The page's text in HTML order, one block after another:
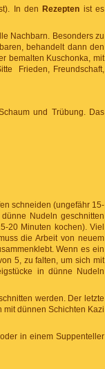
In den Rezepten ist es
Nachbarn. Besonders zu
behandelt dann den
bemalten Kuschonka, mit
Frieden, Freundschaft,
und Trübung. Das
schneiden (ungefähr 15-
Nudeln geschnitten
20 Minuten kochen). Viel
die Arbeit von neuem
Wenn es ein
5, zu falten, um sich mit
in dünne Nudeln
werden. Der letzte
dünnen Schichten Kazi
in einem Suppenteller